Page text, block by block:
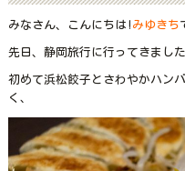
みなさん、こんにちは! みゆきち
先日、静岡旅行に行ってきまし
初めて浜松餃子とさわやかハン
く、